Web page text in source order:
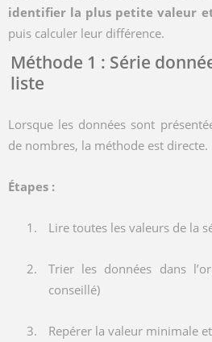
identifier la plus petite valeur
puis calculer leur différence.
Méthode 1 : Série
liste
Lorsque les données sont
de nombres, la méthode est directe.
Étapes :
Lire toutes les valeurs de la
Trier les données dans
conseillé)
Repérer la valeur minimale